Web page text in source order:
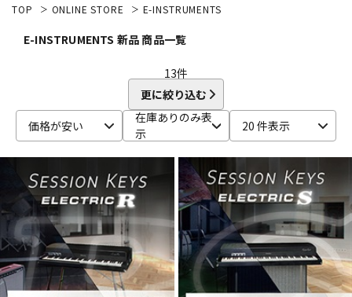
ベース ウクレレ
ドラム パーカッション
キーボード 電子ピアノ
TOP ONLINE STORE E-INSTRUMENTS
E-INSTRUMENTS 新品 商品一覧
13件
更に絞り込む
価格が安い
在庫ありのみ表
示
20 件表示